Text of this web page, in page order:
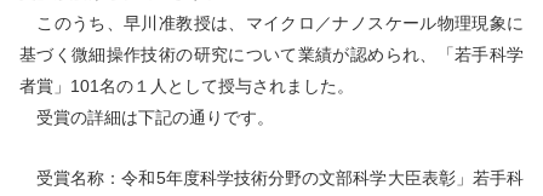
このうち、早川准教授は、マイクロ／ナノスケール物理現象に
基づく微細操作技術の研究について業績が認められ、「若手科学
者賞」101名の１人として授与されました。
受賞の詳細は下記の通りです。
受賞名称：令和5年度科学技術分野の文部科学大臣表彰」若手科